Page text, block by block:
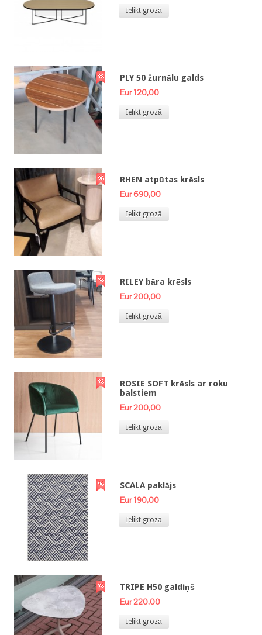
Ielikt grozā
PLY 50 žurnālu galds
Eur 120,00
Ielikt grozā
RHEN atpūtas krēsls
Eur 690,00
Ielikt grozā
RILEY bāra krēsls
Eur 200,00
Ielikt grozā
ROSIE SOFT krēsls ar roku
balstiem
Eur 200,00
Ielikt grozā
SCALA paklājs
Eur 190,00
Ielikt grozā
TRIPE H50 galdiņš
Eur 220,00
Ielikt grozā